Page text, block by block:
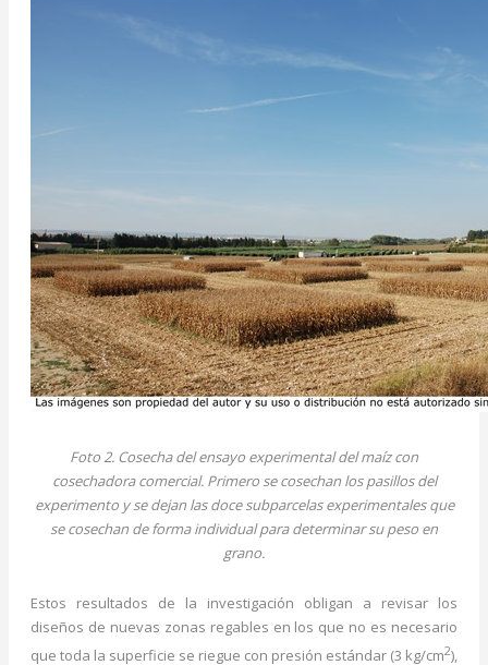
Foto 2. Cosecha del ensayo experimental del maíz con
cosechadora comercial. Primero se cosechan los pasillos del
experimento y se dejan las doce subparcelas experimentales que
se cosechan de forma individual para determinar su peso en
grano.
Estos resultados de la investigación obligan a revisar los
diseños de nuevas zonas regables en los que no es necesario
que toda la superficie se riegue con presión estándar (3 kg/cm2),